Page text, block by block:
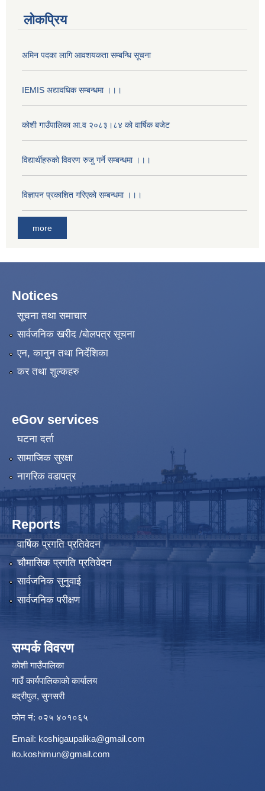
लोकप्रिय
अमिन पदका लागि आवशयकता सम्बन्धि सूचना
IEMIS अद्यावधिक सम्बन्धमा ।।।
कोशी गाउँपालिका आ.व २०८३।८४ को वार्षिक बजेट
विद्यार्थीहरुको विवरण रुजु गर्ने सम्बन्धमा ।।।
विज्ञापन प्रकाशित गरिएको सम्बन्धमा ।।।
more
Notices
सूचना तथा समाचार
सार्वजनिक खरीद /बोलपत्र सूचना
एन, कानुन तथा निर्देशिका
कर तथा शुल्कहरु
eGov services
घटना दर्ता
सामाजिक सुरक्षा
नागरिक वडापत्र
Reports
वार्षिक प्रगति प्रतिवेदन
चौमासिक प्रगति प्रतिवेदन
सार्वजनिक सुनुवाई
सार्वजनिक परीक्षण
सम्पर्क विवरण
कोशी गाउँपालिका
गाउँ कार्यपालिकाको कार्यालय
बद्रीपुल, सुनसरी
फोन नं: ०२५ ४०१०६५
Email: koshigaupalika@gmail.com
ito.koshimun@gmail.com